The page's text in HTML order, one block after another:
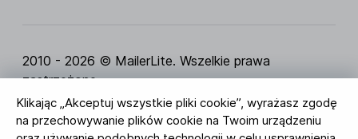
Klikając „Akceptuj wszystkie pliki cookie”, wyrażasz zgodę
na przechowywanie plików cookie na Twoim urządzeniu
2010 - 2026 © MailerLite. Wszelkie prawa
zastrzeżone.
Regulamin Serwisu Polityka Prywatności
Strona
zaufania
Ustawienia ciasteczek
Identyfikacja